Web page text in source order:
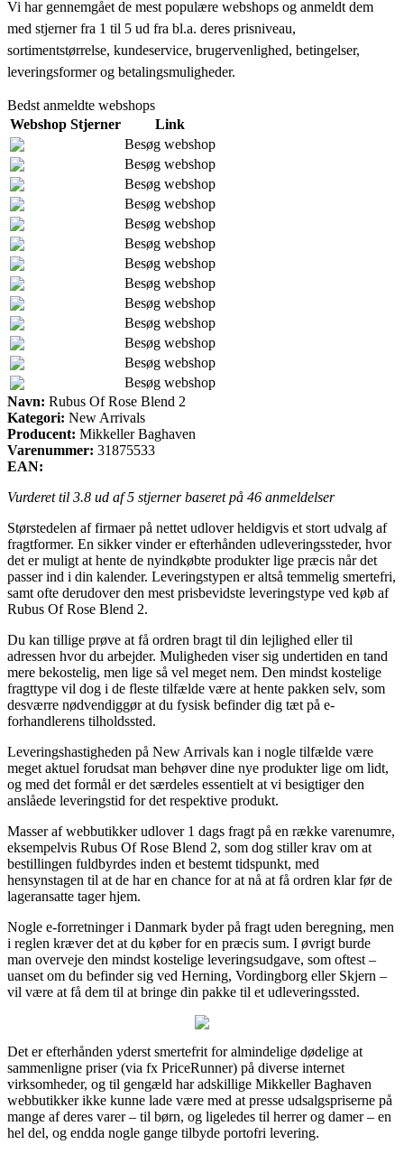
Vi har gennemgået de mest populære webshops og anmeldt dem
med stjerner fra 1 til 5 ud fra bl.a. deres prisniveau,
sortimentstørrelse, kundeservice, brugervenlighed, betingelser,
leveringsformer og betalingsmuligheder.
Bedst anmeldte webshops
Webshop Stjerner
Link
Besøg webshop
Besøg webshop
Besøg webshop
Besøg webshop
Besøg webshop
Besøg webshop
Besøg webshop
Besøg webshop
Besøg webshop
Besøg webshop
Besøg webshop
Besøg webshop
Besøg webshop
Navn: Rubus Of Rose Blend 2
Kategori: New Arrivals
Producent: Mikkeller Baghaven
Varenummer: 31875533
EAN:
Vurderet til 3.8 ud af 5 stjerner baseret på 46 anmeldelser
Størstedelen af firmaer på nettet udlover heldigvis et stort udvalg af
fragtformer. En sikker vinder er efterhånden udleveringssteder, hvor
det er muligt at hente de nyindkøbte produkter lige præcis når det
passer ind i din kalender. Leveringstypen er altså temmelig smertefri,
samt ofte derudover den mest prisbevidste leveringstype ved køb af
Rubus Of Rose Blend 2.
Du kan tillige prøve at få ordren bragt til din lejlighed eller til
adressen hvor du arbejder. Muligheden viser sig undertiden en tand
mere bekostelig, men lige så vel meget nem. Den mindst kostelige
fragttype vil dog i de fleste tilfælde være at hente pakken selv, som
desværre nødvendiggør at du fysisk befinder dig tæt på e-
forhandlerens tilholdssted.
Leveringshastigheden på New Arrivals kan i nogle tilfælde være
meget aktuel forudsat man behøver dine nye produkter lige om lidt,
og med det formål er det særdeles essentielt at vi besigtiger den
anslåede leveringstid for det respektive produkt.
Masser af webbutikker udlover 1 dags fragt på en række varenumre,
eksempelvis Rubus Of Rose Blend 2, som dog stiller krav om at
bestillingen fuldbyrdes inden et bestemt tidspunkt, med
hensynstagen til at de har en chance for at nå at få ordren klar før de
lageransatte tager hjem.
Nogle e-forretninger i Danmark byder på fragt uden beregning, men
i reglen kræver det at du køber for en præcis sum. I øvrigt burde
man overveje den mindst kostelige leveringsudgave, som oftest –
uanset om du befinder sig ved Herning, Vordingborg eller Skjern –
vil være at få dem til at bringe din pakke til et udleveringssted.
Det er efterhånden yderst smertefrit for almindelige dødelige at
sammenligne priser (via fx PriceRunner) på diverse internet
virksomheder, og til gengæld har adskillige Mikkeller Baghaven
webbutikker ikke kunne lade være med at presse udsalgspriserne på
mange af deres varer – til børn, og ligeledes til herrer og damer – en
hel del, og endda nogle gange tilbyde portofri levering.